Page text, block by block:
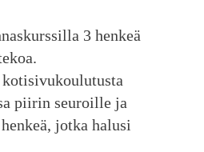
3 henkeä
piirin seuroille ja
jotka halusi